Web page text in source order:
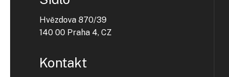
Hvězdova 870/39
140 00 Praha 4, CZ
Kontakt